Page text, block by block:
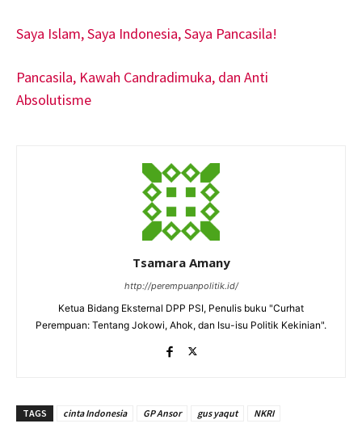
Saya Islam, Saya Indonesia, Saya Pancasila!
Pancasila, Kawah Candradimuka, dan Anti
Absolutisme
Tsamara Amany
http://perempuanpolitik.id/
Ketua Bidang Eksternal DPP PSI, Penulis buku "Curhat
Perempuan: Tentang Jokowi, Ahok, dan Isu-isu Politik Kekinian".
TAGS cinta Indonesia GP Ansor gus yaqut NKRI